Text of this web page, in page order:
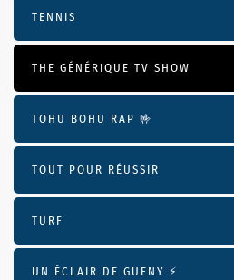
TENNIS
THE GÉNÉRIQUE TV SHOW
TOHU BOHU RAP 🤟
TOUT POUR RÉUSSIR
TURF
UN ÉCLAIR DE GUENY ⚡️